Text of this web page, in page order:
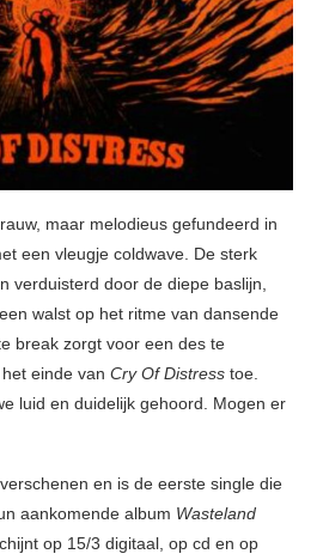
maar melodieus gefundeerd in
een vleugje coldwave. De sterk
verduisterd door de diepe baslijn,
walst op het ritme van dansende
break zorgt voor een des te
einde van Cry Of Distress toe.
luid en duidelijk gehoord. Mogen er
verschenen en is de eerste single die
aankomende album Wasteland
op 15/3 digitaal, op cd en op